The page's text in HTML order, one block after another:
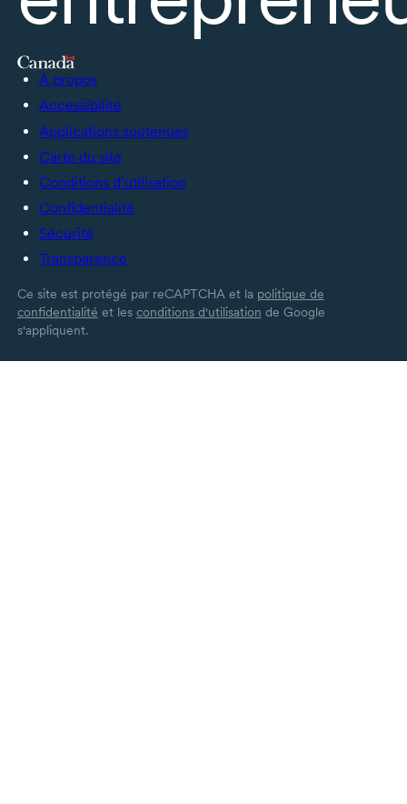
À propos
Accessibilité
Applications soutenues
Carte du site
Conditions d’utilisation
Confidentialité
Sécurité
Transparence
Ce site est protégé par reCAPTCHA et la politique de
confidentialité et les conditions d'utilisation de Google
s'appliquent.